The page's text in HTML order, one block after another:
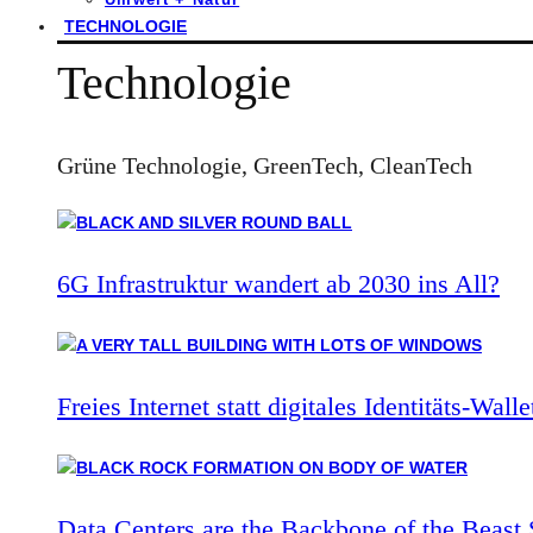
TECHNOLOGIE
Technologie
Grüne Technologie, GreenTech, CleanTech
6G Infrastruktur wandert ab 2030 ins All?
Freies Internet statt digitales Identitäts-